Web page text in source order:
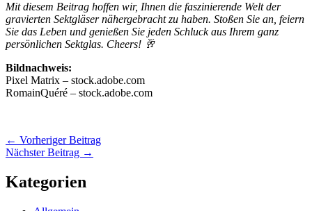
Mit diesem Beitrag hoffen wir, Ihnen die faszinierende Welt der
gravierten Sektgläser nähergebracht zu haben. Stoßen Sie an, feiern
Sie das Leben und genießen Sie jeden Schluck aus Ihrem ganz
persönlichen Sektglas. Cheers! 🥂
Bildnachweis:
Pixel Matrix – stock.adobe.com
RomainQuéré – stock.adobe.com
← Vorheriger Beitrag
Nächster Beitrag →
Kategorien